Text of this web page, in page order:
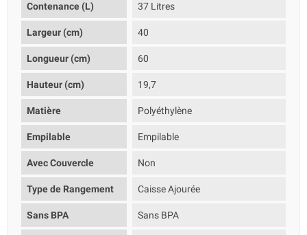
Contenance (L) 37 Litres
Largeur (cm) 40
Longueur (cm) 60
Hauteur (cm) 19,7
Matière Polyéthylène
Empilable Empilable
Avec Couvercle Non
Type de Rangement Caisse Ajourée
Sans BPA Sans BPA